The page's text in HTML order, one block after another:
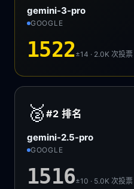
gemini-3-pro
GOOGLE
1522±14 · 2.0K次投票
🥈 #2排名
gemini-2.5-pro
GOOGLE
1516±10 · 5.0K次投票